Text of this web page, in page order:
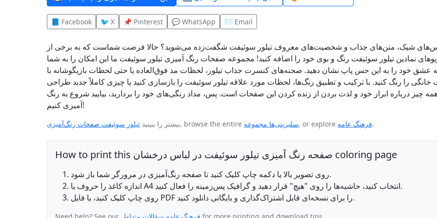
📘 Facebook 🐦 X 📌 Pinterest 💬 WhatsApp ✉️ Email
شیک، متن‌های جذاب و شخصیت‌های معروف تیلور سوئیفت شگفت‌زده می‌شوید؟ حالا فرصت شماست که به برخی از
نمادین تیلور سوئیفت رنگ و بوی خود را اضافه کنید! مجموعه صفحات رنگ آمیزی تیلور سوئیفت ما این امکان را به شما
عشق خود را به این حس پاپ نشان دهید. صحنه‌های کنسرت جذاب تیلور، لحظات مد فوق‌العاده یا حتی لحظات بازیگوشانه با
خانگی را رنگ کنید. با ترکیب و تطبیق رنگ‌ها، لحظات مورد علاقه تیلور سوئیفت را بازسازی کنید یا چیزی کاملاً جدید طراحی
چیز درباره ابراز خود و لذت بردن از زنده کردن این صفحات است. پس، مداد رنگی‌های خود را بردارید، بیایید شروع به رنگ
آمیزی کنیم!
بیشتر را ببینید تیلور سوئیفت صفحات رنگ‌آمیزی , browse the entire سلبریتی‌ها مجموعه, or explore فرهنگ عامه.
How to print this صفحه رنگ آمیزی تیلور سوئیفت در لباس درخشان coloring page
روی تصویر بالا یا دکمه چاپ کلیک کنید تا صفحه رنگ‌آمیزی در مرورگر شما باز شود.
اندازه کاغذ را حروف یا A4 انتخاب کنید، حاشیه‌ها را روی "هیچ" قرار دهید و گرافیک پس‌زمینه را فعال کنید.
روی چاپ کلیک کنید، یا فایل PDF را برای نسخه‌ای قابل اشتراک‌گذاری و بایگانی دانلود کنید.
Need help? See our فرهنگ عامه سؤالات متداول for more printing and download tips.